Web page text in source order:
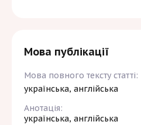
Мова публікації
Мова повного тексту статті:
українська, англійська
Анотація:
українська, англійська